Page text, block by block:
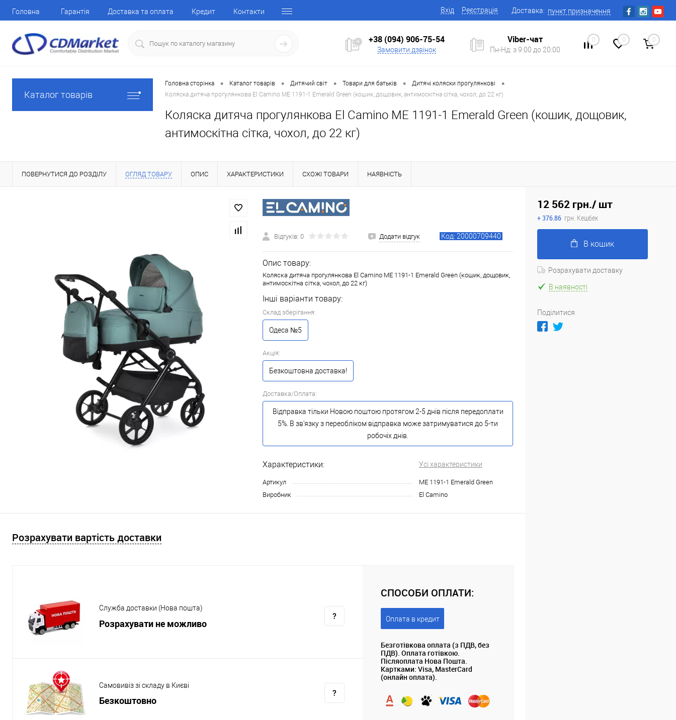
Головна Гарантія Доставка та оплата Кредит Контакти Вхід Реєстрація Доставка: пункт призначення
+38 (094) 906-75-54
Замовити дзвінок
Viber-чат
Пн-Нд: з 9:00 до 20:00
0 0 0
Каталог товарів
Головна сторінка • Каталог товарів • Дитячий світ • Товари для батьків • Дитячі коляски прогулянкові •
Коляска дитяча прогулянкова El Camino ME 1191-1 Emerald Green (кошик, дощовик, антимоскітна сітка, чохол, до 22 кг)
Коляска дитяча прогулянкова El Camino ME 1191-1 Emerald Green (кошик, дощовик,
антимоскітна сітка, чохол, до 22 кг)
ПОВЕРНУТИСЯ ДО РОЗДІЛУ ОГЛЯД ТОВАРУ ОПИС ХАРАКТЕРИСТИКИ СХОЖІ ТОВАРИ НАЯВНІСТЬ
Відгуків: 0 Додати відгук Код: 20000709440
Опис товару:
Коляска дитяча прогулянкова El Camino ME 1191-1 Emerald Green (кошик, дощовик,
антимоскітна сітка, чохол, до 22 кг)
Інші варіанти товару:
Склад зберігання:
Одеса №5
Акція:
Безкоштовна доставка!
Доставка/Оплата:
Відправка тільки Новою поштою протягом 2-5 днів після передоплати
5%. В зв'язку з переобліком відправка може затримуватися до 5-ти
робочіх днів.
Характеристики: Усі характеристики
Артикул
ME 1191-1 Emerald Green
Виробник
El Camino
Розрахувати вартість доставки
Служба доставки (Нова пошта)
Розрахувати не можливо
Самовивіз зі складу в Києві
Безкоштовно
СПОСОБИ ОПЛАТИ:
Оплата в кредит
Безготівкова оплата (з ПДВ, без
ПДВ). Оплата готівкою.
Післяоплата Нова Пошта.
Картками: Visa, MasterCard
(онлайн оплата).
12 562 грн./ шт
+ 376.86 грн. Кешбек
В кошик
Розрахувати доставку
В наявності
Поділитися